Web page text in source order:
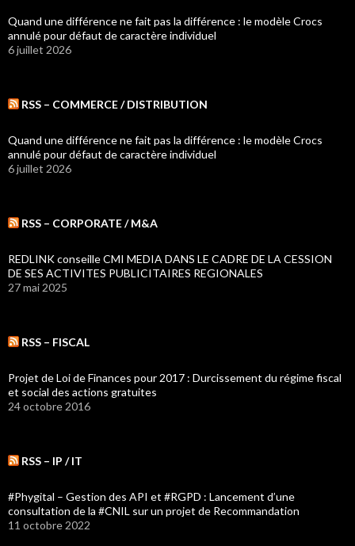
Quand une différence ne fait pas la différence : le modèle Crocs
annulé pour défaut de caractère individuel
6 juillet 2026
RSS – COMMERCE / DISTRIBUTION
Quand une différence ne fait pas la différence : le modèle Crocs
annulé pour défaut de caractère individuel
6 juillet 2026
RSS – CORPORATE / M&A
REDLINK conseille CMI MEDIA DANS LE CADRE DE LA CESSION
DE SES ACTIVITES PUBLICITAIRES REGIONALES
27 mai 2025
RSS – FISCAL
Projet de Loi de Finances pour 2017 : Durcissement du régime fiscal
et social des actions gratuites
24 octobre 2016
RSS – IP / IT
#Phygital – Gestion des API et #RGPD : Lancement d’une
consultation de la #CNIL sur un projet de Recommandation
11 octobre 2022